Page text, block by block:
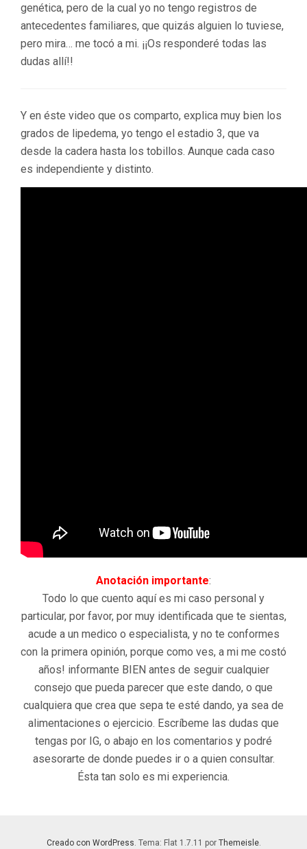
genética, pero de la cual yo no tengo registros de
antecedentes familiares, que quizás alguien lo tuviese,
pero mira… me tocó a mi. ¡¡Os responderé todas las
dudas allí!!
Y en éste video que os comparto, explica muy bien los
grados de lipedema, yo tengo el estadio 3, que va
desde la cadera hasta los tobillos. Aunque cada caso
es independiente y distinto.
Anotación importante:
Todo lo que cuento aquí es mi caso personal y
particular, por favor, por muy identificada que te sientas,
acude a un medico o especialista, y no te conformes
con la primera opinión, porque como ves, a mi me costó
años! informante BIEN antes de seguir cualquier
consejo que pueda parecer que este dando, o que
cualquiera que crea que sepa te esté dando, ya sea de
alimentaciones o ejercicio. Escríbeme las dudas que
tengas por IG, o abajo en los comentarios y podré
asesorarte de donde puedes ir o a quien consultar.
Ésta tan solo es mi experiencia.
Creado con WordPress. Tema: Flat 1.7.11 por Themeisle.